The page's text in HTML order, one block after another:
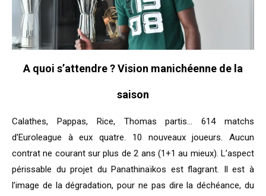
A quoi s’attendre ? Vision manichéenne de la
saison
Calathes, Pappas, Rice, Thomas partis… 614 matchs
d’Euroleague à eux quatre. 10 nouveaux joueurs. Aucun
contrat ne courant sur plus de 2 ans (1+1 au mieux). L’aspect
périssable du projet du Panathinaïkos est flagrant. Il est à
l’image de la dégradation, pour ne pas dire la déchéance, du